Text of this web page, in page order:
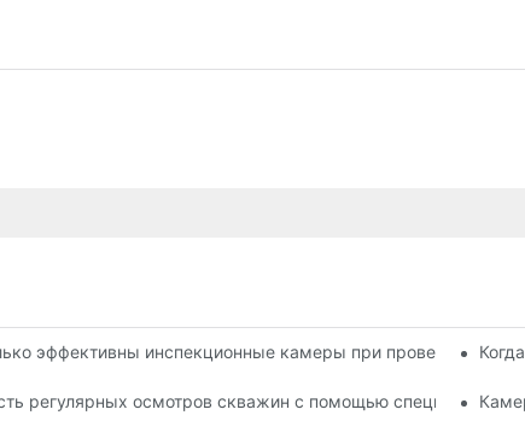
эффективны инспекционные камеры при проверке
регулярных осмотров скважин с помощью